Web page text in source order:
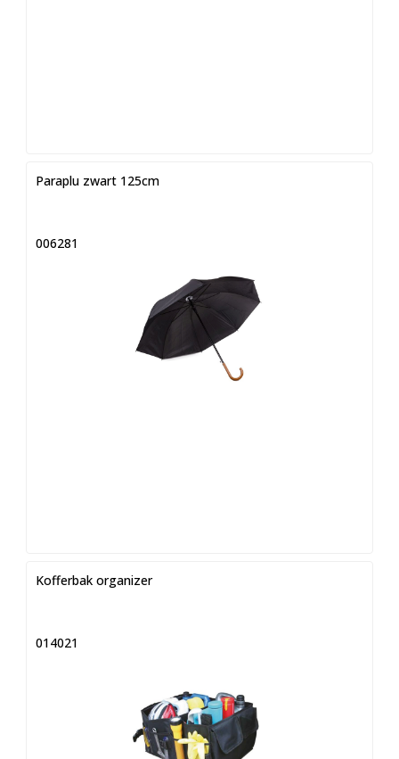
Paraplu zwart 125cm
006281
Kofferbak organizer
014021